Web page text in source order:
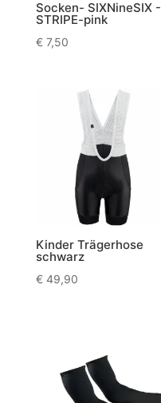
Socken- SIXNineSIX -
STRIPE-pink
€7,50
Kinder Trägerhose
schwarz
€49,90